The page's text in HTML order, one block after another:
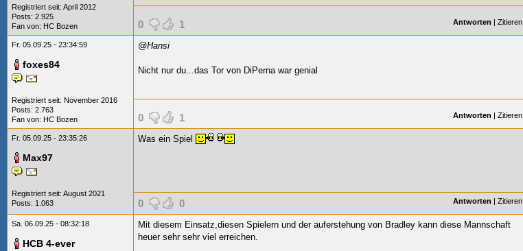
Registriert seit: April 2012
Posts: 2.925
Fan von: HC Bozen 0 1 Antworten | Zitieren
Fr. 05.09.25 - 23:34:59
foxes84
Registriert seit: November 2016
Posts: 2.763
Fan von: HC Bozen
@Hansi
Nicht nur du...das Tor von DiPerna war genial
0 1 Antworten | Zitieren
Fr. 05.09.25 - 23:35:26
Max97
Registriert seit: August 2021
Posts: 1.063
Was ein Spiel
0 0 Antworten | Zitieren
Sa. 06.09.25 - 08:32:18
HCB 4-ever
Mit diesem Einsatz,diesen Spielern und der auferstehung von Bradley kann diese Mannschaft
heuer sehr sehr viel erreichen.